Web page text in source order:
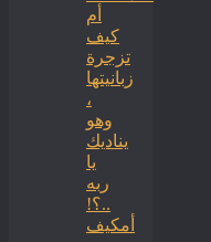
أم
كيف
تزجرة
زبانيتها
،
وهو
يناديك
يا
ربه
..؟!
أمكيف